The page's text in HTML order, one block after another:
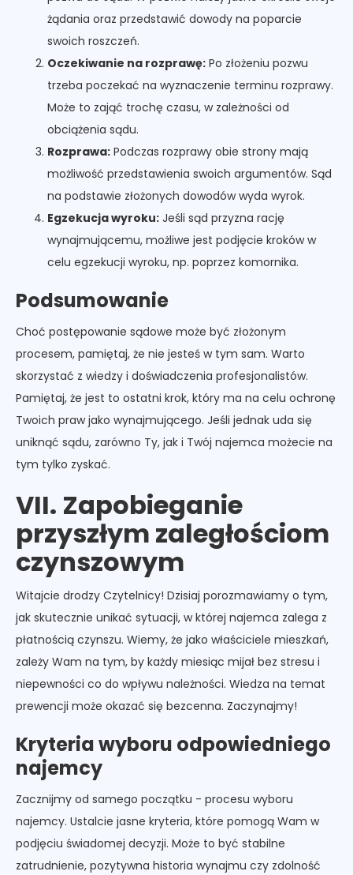
żądania oraz przedstawić dowody na poparcie
swoich roszczeń.
Oczekiwanie na rozprawę: Po złożeniu pozwu
trzeba poczekać na wyznaczenie terminu rozprawy.
Może to zająć trochę czasu, w zależności od
obciążenia sądu.
Rozprawa: Podczas rozprawy obie strony mają
możliwość przedstawienia swoich argumentów. Sąd
na podstawie złożonych dowodów wyda wyrok.
Egzekucja wyroku: Jeśli sąd przyzna rację
wynajmującemu, możliwe jest podjęcie kroków w
celu egzekucji wyroku, np. poprzez komornika.
Podsumowanie
Choć postępowanie sądowe może być złożonym
procesem, pamiętaj, że nie jesteś w tym sam. Warto
skorzystać z wiedzy i doświadczenia profesjonalistów.
Pamiętaj, że jest to ostatni krok, który ma na celu ochronę
Twoich praw jako wynajmującego. Jeśli jednak uda się
uniknąć sądu, zarówno Ty, jak i Twój najemca możecie na
tym tylko zyskać.
VII. Zapobieganie
przyszłym zaległościom
czynszowym
Witajcie drodzy Czytelnicy! Dzisiaj porozmawiamy o tym,
jak skutecznie unikać sytuacji, w której najemca zalega z
płatnością czynszu. Wiemy, że jako właściciele mieszkań,
zależy Wam na tym, by każdy miesiąc mijał bez stresu i
niepewności co do wpływu należności. Wiedza na temat
prewencji może okazać się bezcenna. Zaczynajmy!
Kryteria wyboru odpowiedniego
najemcy
Zacznijmy od samego początku - procesu wyboru
najemcy. Ustalcie jasne kryteria, które pomogą Wam w
podjęciu świadomej decyzji. Może to być stabilne
zatrudnienie, pozytywna historia wynajmu czy zdolność